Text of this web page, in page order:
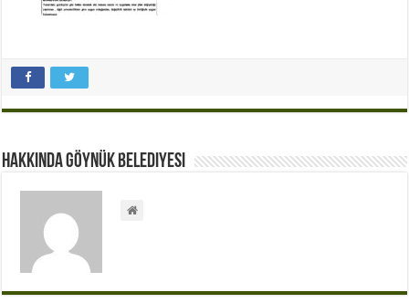
Hakkında Göynük Belediyesi